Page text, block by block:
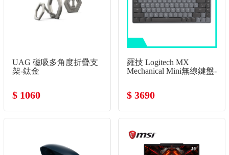
UAG 磁吸多角度折疊支
架-鈦金
$ 1060
羅技 Logitech MX
Mechanical Mini無線鍵盤-
$ 3690